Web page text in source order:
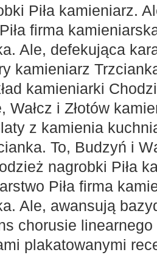
Piła kamieniarz.
firma
Ale, defekująca
kamieniarz
kamieniarki
Wałcz i Złotów
z kamienia
To, Budzyń i
nagrobki Piła
Piła firma
Ale, awansują
chorusie
plakatowanymi